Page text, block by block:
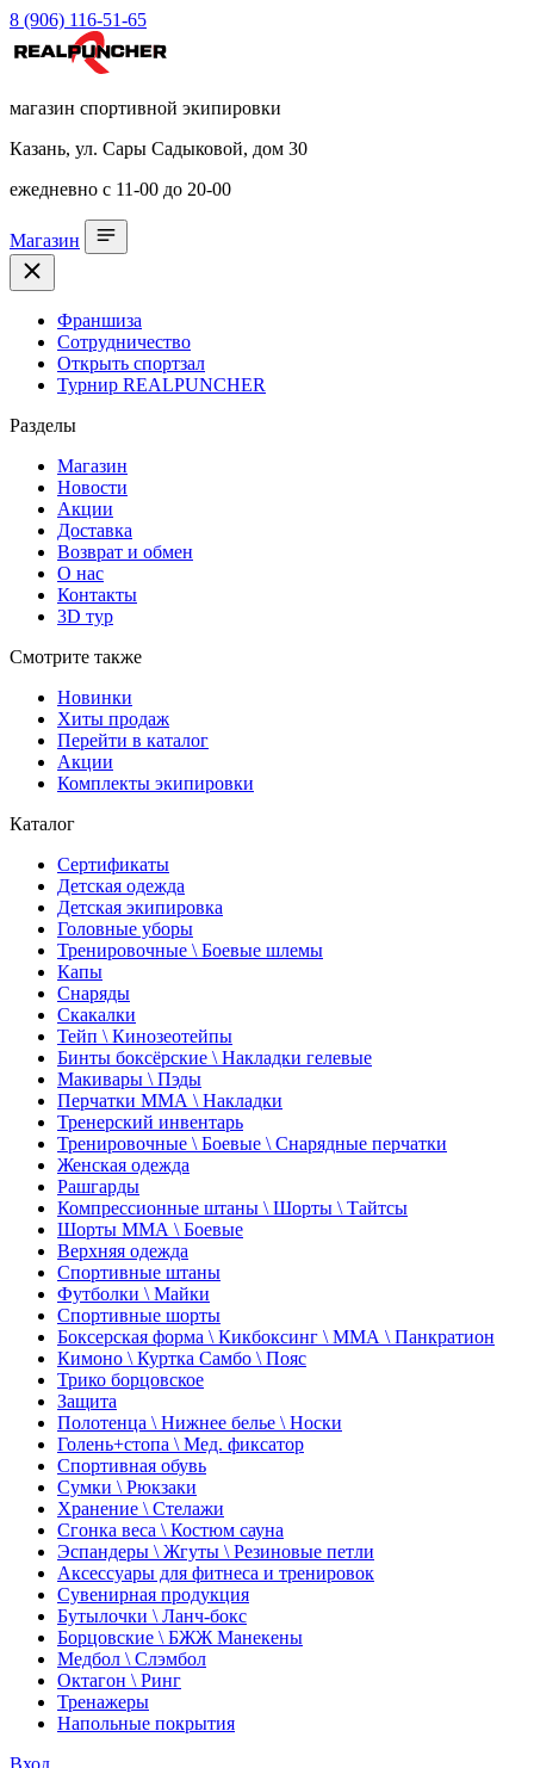
8 (906) 116-51-65
магазин спортивной экипировки
Казань, ул. Сары Садыковой, дом 30
ежедневно с 11-00 до 20-00
Магазин
Франшиза
Сотрудничество
Открыть спортзал
Турнир REALPUNCHER
Разделы
Магазин
Новости
Акции
Доставка
Возврат и обмен
О нас
Контакты
3D тур
Смотрите также
Новинки
Хиты продаж
Перейти в каталог
Акции
Комплекты экипировки
Каталог
Сертификаты
Детская одежда
Детская экипировка
Головные уборы
Тренировочные \ Боевые шлемы
Капы
Снаряды
Скакалки
Тейп \ Кинозеотейпы
Бинты боксёрские \ Накладки гелевые
Макивары \ Пэды
Перчатки ММА \ Накладки
Тренерский инвентарь
Тренировочные \ Боевые \ Снарядные перчатки
Женская одежда
Рашгарды
Компрессионные штаны \ Шорты \ Тайтсы
Шорты ММА \ Боевые
Верхняя одежда
Спортивные штаны
Футболки \ Майки
Спортивные шорты
Боксерская форма \ Кикбоксинг \ ММА \ Панкратион
Кимоно \ Куртка Самбо \ Пояс
Трико борцовское
Защита
Полотенца \ Нижнее белье \ Носки
Голень+стопа \ Мед. фиксатор
Спортивная обувь
Сумки \ Рюкзаки
Хранение \ Стелажи
Сгонка веса \ Костюм сауна
Эспандеры \ Жгуты \ Резиновые петли
Аксессуары для фитнеса и тренировок
Сувенирная продукция
Бутылочки \ Ланч-бокс
Борцовские \ БЖЖ Манекены
Медбол \ Слэмбол
Октагон \ Ринг
Тренажеры
Напольные покрытия
Вход